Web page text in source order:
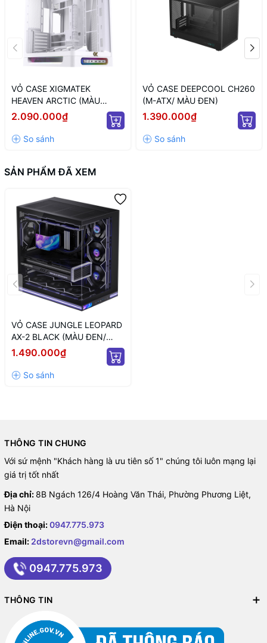
VỎ CASE XIGMATEK
HEAVEN ARCTIC (MÀU
TRẮNG/ ATX)
2.090.000₫
VỎ CASE DEEPCOOL CH260
(M-ATX/ MÀU ĐEN)
1.390.000₫
SẢN PHẨM ĐÃ XEM
VỎ CASE JUNGLE LEOPARD
AX-2 BLACK (MÀU ĐEN/
KHÔNG KÈM FAN)
1.490.000₫
THÔNG TIN CHUNG
Với sứ mệnh "Khách hàng là ưu tiên số 1" chúng tôi luôn mạng lại
giá trị tốt nhất
Địa chỉ: 8B Ngách 126/4 Hoàng Văn Thái, Phường Phương Liệt,
Hà Nội
Điện thoại:0947.775.973
Email: 2dstorevn@gmail.com
0947.775.973
THÔNG TIN